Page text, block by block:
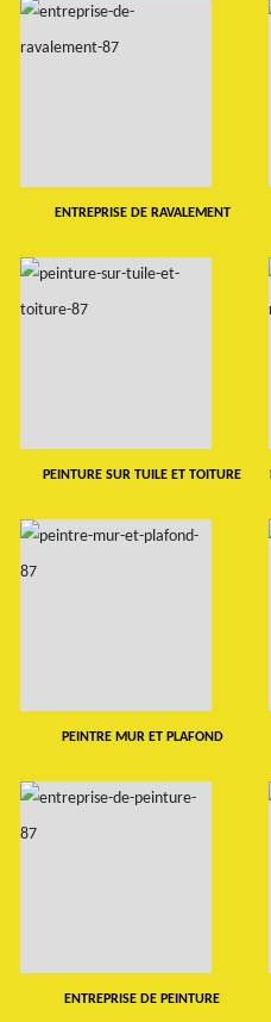
ENTREPRISE DE RAVALEMENT
PEINTURE SUR TUILE ET TOITURE
PEINTRE MUR ET PLAFOND
ENTREPRISE DE PEINTURE